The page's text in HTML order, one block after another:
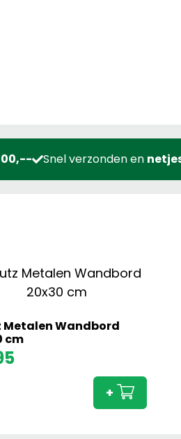
Snel verzonden en
Metalen Wandbord
cm
20x30
+